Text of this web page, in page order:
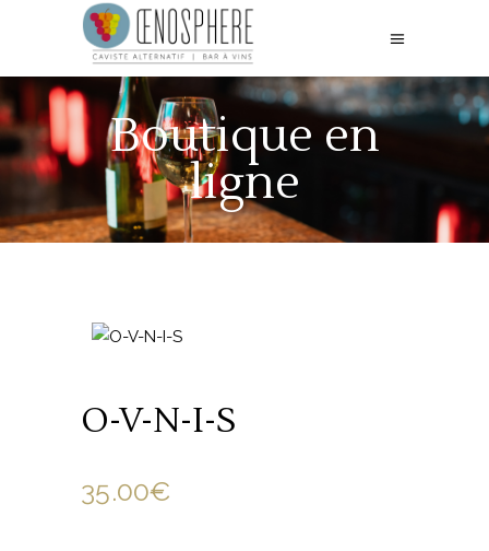
Boutique en
ligne
O-V-N-I-S
35.00€